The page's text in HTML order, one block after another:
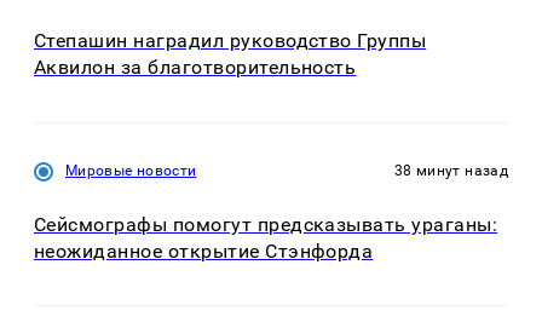
Степашин наградил руководство Группы
Аквилон за благотворительность
Мировые новости 38 минут назад
Сейсмографы помогут предсказывать ураганы:
неожиданное открытие Стэнфорда